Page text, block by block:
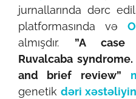
jurnallarında dərc
platformasında və
almışdır. ”A case
Ruvalcaba
and brief review”
genetik dəri